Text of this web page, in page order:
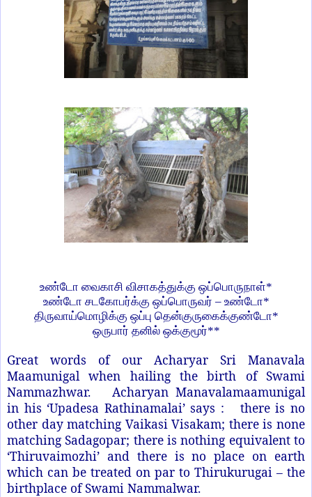
உண்டோ வைகாசி விசாகத்துக்கு ஒப்பொருநாள்*
உண்டோ சடகோபர்க்கு ஒப்பொருவர் – உண்டோ*
திருவாய்மொழிக்கு ஒப்பு தென்குருகைக்குண்டோ*
ஒருபார் தனில் ஒக்குமூர்**
Great words of our Acharyar Sri Manavala
Maamunigal when hailing the birth of Swami
Nammazhwar.
Acharyan Manavalamaamunigal
in his ‘Upadesa Rathinamalai’ says : there is no
other day matching Vaikasi Visakam; there is none
matching Sadagopar; there is nothing equivalent to
‘Thiruvaimozhi’ and there is no place on earth
which can be treated on par to Thirukurugai – the
birthplace of Swami Nammalwar.